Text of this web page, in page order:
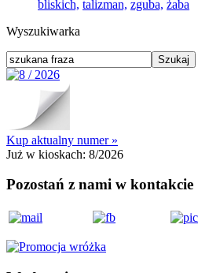
bliskich, talizman, zguba, żaba
Wyszukiwarka
Kup aktualny numer »
Już w kioskach: 8/2026
Pozostań z nami w kontakcie